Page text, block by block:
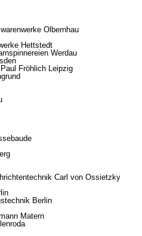
Olbernhau
Hettstedt
Werdau
Fröhlich Leipzig
Carl von Ossietzky
Berlin
Matern